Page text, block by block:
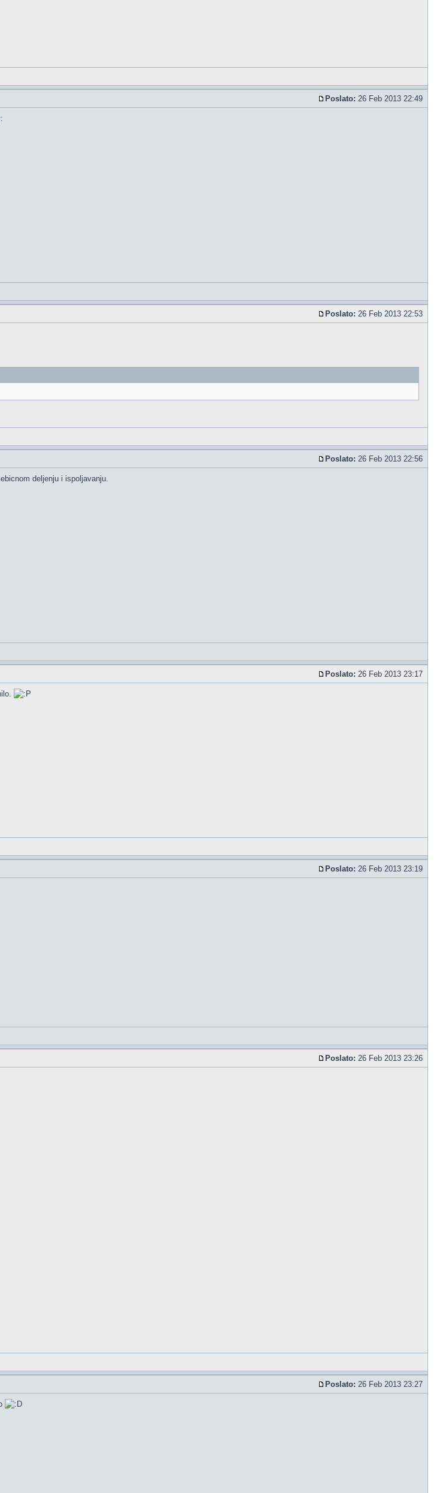
Poslato: 26 Feb 2013 22:49
Poslato: 26 Feb 2013 22:53
Poslato: 26 Feb 2013 22:56
deljenju i ispoljavanju.
Poslato: 26 Feb 2013 23:17
Poslato: 26 Feb 2013 23:19
Poslato: 26 Feb 2013 23:26
Poslato: 26 Feb 2013 23:27